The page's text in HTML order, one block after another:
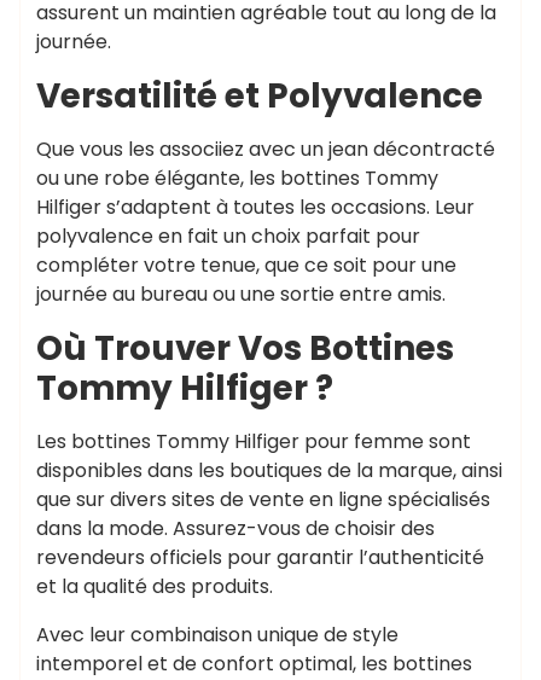
assurent un maintien agréable tout au long de la
journée.
Versatilité et Polyvalence
Que vous les associiez avec un jean décontracté
ou une robe élégante, les bottines Tommy
Hilfiger s’adaptent à toutes les occasions. Leur
polyvalence en fait un choix parfait pour
compléter votre tenue, que ce soit pour une
journée au bureau ou une sortie entre amis.
Où Trouver Vos Bottines
Tommy Hilfiger ?
Les bottines Tommy Hilfiger pour femme sont
disponibles dans les boutiques de la marque, ainsi
que sur divers sites de vente en ligne spécialisés
dans la mode. Assurez-vous de choisir des
revendeurs officiels pour garantir l’authenticité
et la qualité des produits.
Avec leur combinaison unique de style
intemporel et de confort optimal, les bottines